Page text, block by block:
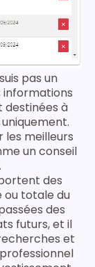
pas un
informations
à
les meilleurs
un conseil
des
ou totale du
des
futurs, et il
et